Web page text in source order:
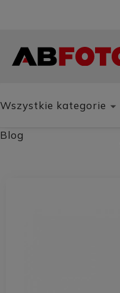
Wszystkie kategorie
Blog